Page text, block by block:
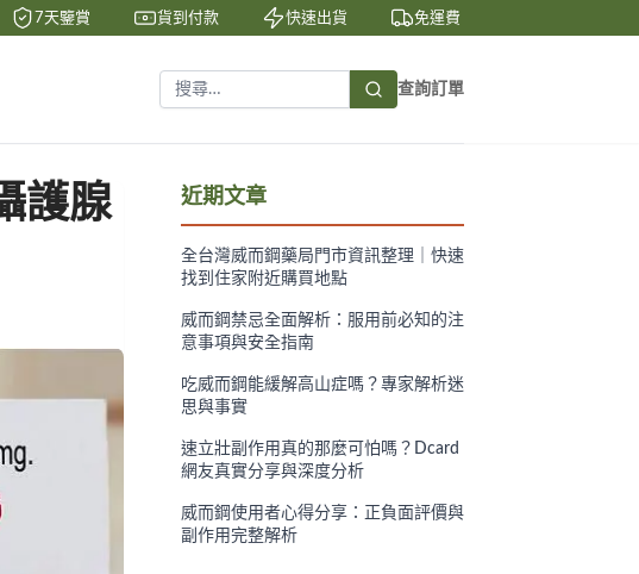
7天鑒賞 貨到付款 快速出貨 免運費
查詢訂單
護腺
近期文章
全台灣威而鋼藥局門市資訊整理｜快速
找到住家附近購買地點
威而鋼禁忌全面解析：服用前必知的注
意事項與安全指南
吃威而鋼能緩解高山症嗎？專家解析迷
思與事實
速立壯副作用真的那麼可怕嗎？Dcard
網友真實分享與深度分析
威而鋼使用者心得分享：正負面評價與
副作用完整解析